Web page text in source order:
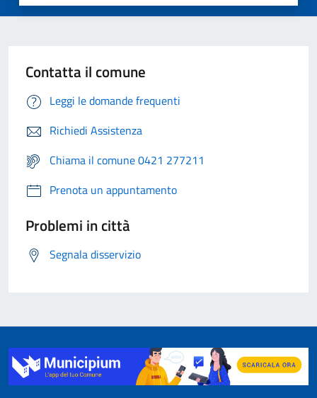
Contatta il comune
Leggi le domande frequenti
Richiedi Assistenza
Chiama il comune 0421 277211
Prenota un appuntamento
Problemi in città
Segnala disservizio